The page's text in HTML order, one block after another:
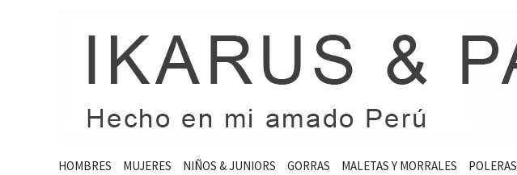
HOMBRES MUJERES NIÑOS & JUNIORS GORRAS MALETAS Y MORRALES POLERAS